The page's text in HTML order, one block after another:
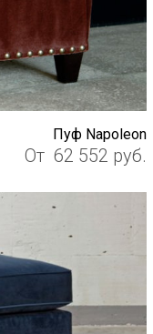
Пуф Napoleon
От 62 552 руб.